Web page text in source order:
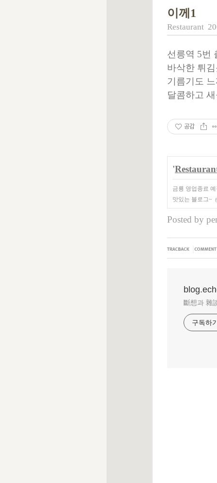
이께1
Restaurant
선릉역 5번
바삭한 튀
기름기도
달콤하고
공감
'
금룡 영업종료
맛있는 블로그~
Posted by
斷想과 雜
구독하